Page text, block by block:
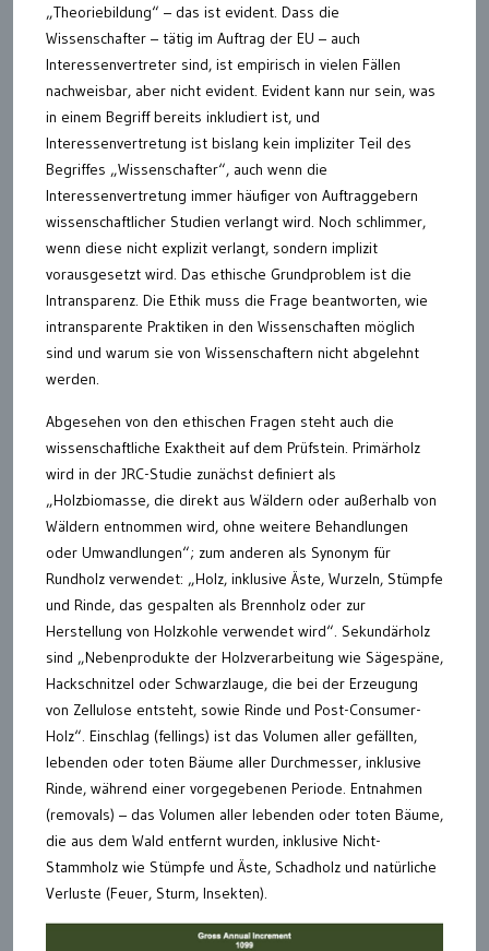
„Theoriebildung“ – das ist evident. Dass die
Wissenschafter – tätig im Auftrag der EU – auch
Interessenvertreter sind, ist empirisch in vielen Fällen
nachweisbar, aber nicht evident. Evident kann nur sein, was
in einem Begriff bereits inkludiert ist, und
Interessenvertretung ist bislang kein impliziter Teil des
Begriffes „Wissenschafter“, auch wenn die
Interessenvertretung immer häufiger von Auftraggebern
wissenschaftlicher Studien verlangt wird. Noch schlimmer,
wenn diese nicht explizit verlangt, sondern implizit
vorausgesetzt wird. Das ethische Grundproblem ist die
Intransparenz. Die Ethik muss die Frage beantworten, wie
intransparente Praktiken in den Wissenschaften möglich
sind und warum sie von Wissenschaftern nicht abgelehnt
werden.
Abgesehen von den ethischen Fragen steht auch die
wissenschaftliche Exaktheit auf dem Prüfstein. Primärholz
wird in der JRC-Studie zunächst definiert als
„Holzbiomasse, die direkt aus Wäldern oder außerhalb von
Wäldern entnommen wird, ohne weitere Behandlungen
oder Umwandlungen“; zum anderen als Synonym für
Rundholz verwendet: „Holz, inklusive Äste, Wurzeln, Stümpfe
und Rinde, das gespalten als Brennholz oder zur
Herstellung von Holzkohle verwendet wird“. Sekundärholz
sind „Nebenprodukte der Holzverarbeitung wie Sägespäne,
Hackschnitzel oder Schwarzlauge, die bei der Erzeugung
von Zellulose entsteht, sowie Rinde und Post-Consumer-
Holz“. Einschlag (fellings) ist das Volumen aller gefällten,
lebenden oder toten Bäume aller Durchmesser, inklusive
Rinde, während einer vorgegebenen Periode. Entnahmen
(removals) – das Volumen aller lebenden oder toten Bäume,
die aus dem Wald entfernt wurden, inklusive Nicht-
Stammholz wie Stümpfe und Äste, Schadholz und natürliche
Verluste (Feuer, Sturm, Insekten).